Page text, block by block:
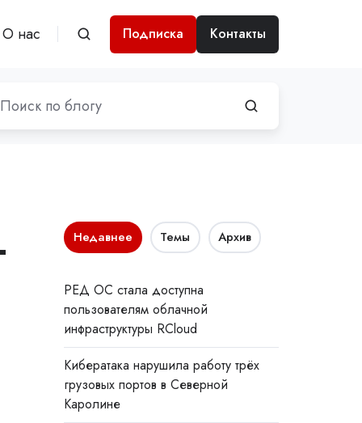
О нас Подписка Контакты
Недавнее Темы Архив
РЕД ОС стала доступна
пользователям облачной
инфраструктуры RCloud
Кибератака нарушила работу трёх
грузовых портов в Северной
Каролине